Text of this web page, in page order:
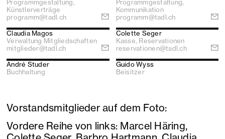
Programmgestaltung,
Künstlerverträge
programm@tadl.ch
e
Programmgestaltung,
Kommunikation
programm@tadl.ch
e
Claudia Magos
Verwaltung Mitgliedschaften
mitglieder@tadl.ch
e
Colette Seger
Kasse, Reservationen
reservationen@tadl.ch
e
André Studer
Buchhaltung
Guido Wyss
Beisitzer
Vorstandsmitglieder auf dem Foto:
Vordere Reihe von links: Marcel Häring,